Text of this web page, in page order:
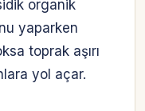
organik
yaparken
toprak aşırı
yol açar.